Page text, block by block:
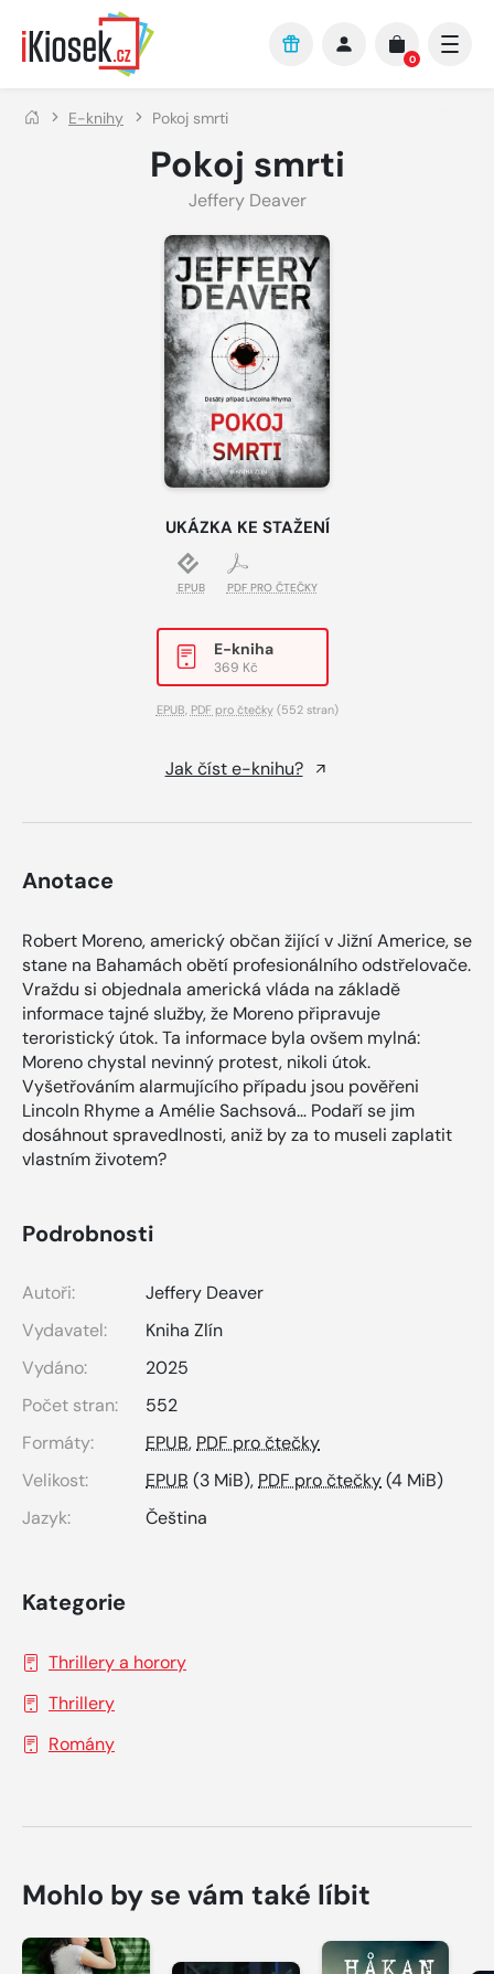
Přejít na hlavní obsah
0
E-knihy Pokoj smrti
Pokoj smrti
Jeffery Deaver
UKÁZKA KE STAŽENÍ
EPUB PDF PRO ČTEČKY
E-kniha
369 Kč
EPUB, PDF pro čtečky(552 stran)
Jak číst e-knihu?
Anotace
Robert Moreno, americký občan žijící v Jižní Americe, se
stane na Bahamách obětí profesionálního odstřelovače.
Vraždu si objednala americká vláda na základě
informace tajné služby, že Moreno připravuje
teroristický útok. Ta informace byla ovšem mylná:
Moreno chystal nevinný protest, nikoli útok.
Vyšetřováním alarmujícího případu jsou pověřeni
Lincoln Rhyme a Amélie Sachsová… Podaří se jim
dosáhnout spravedlnosti, aniž by za to museli zaplatit
vlastním životem?
Podrobnosti
Autoři:
Jeffery Deaver
Vydavatel:
Kniha Zlín
Vydáno:
2025
Počet stran:
552
Formáty:
EPUB, PDF pro čtečky
Velikost:
EPUB (3 MiB), PDF pro čtečky(4 MiB)
Jazyk:
Čeština
Kategorie
Thrillery a horory
Thrillery
Romány
Mohlo by se vám také líbit